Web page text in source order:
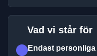
Vad vi står för
Endast